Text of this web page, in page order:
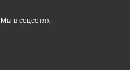
Мы в соцсетях